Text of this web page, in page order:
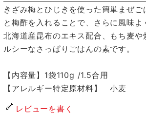
きざみ梅とひじきを使った簡単まぜご
と梅酢を入れることで、さらに風味よ
北海道産昆布のエキス配合、もち麦や
ルシーなさっぱりごはんの素です。
【内容量】1袋110g /1.5合用
【アレルギー特定原材料】 小麦
レビューを書く